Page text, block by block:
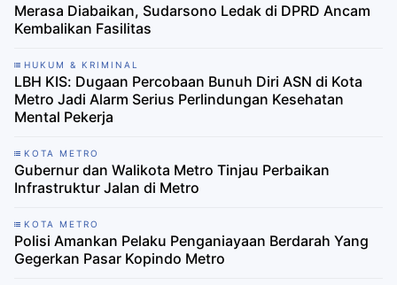
Merasa Diabaikan, Sudarsono Ledak di DPRD Ancam
Kembalikan Fasilitas
HUKUM & KRIMINAL
LBH KIS: Dugaan Percobaan Bunuh Diri ASN di Kota
Metro Jadi Alarm Serius Perlindungan Kesehatan
Mental Pekerja
KOTA METRO
Gubernur dan Walikota Metro Tinjau Perbaikan
Infrastruktur Jalan di Metro
KOTA METRO
Polisi Amankan Pelaku Penganiayaan Berdarah Yang
Gegerkan Pasar Kopindo Metro